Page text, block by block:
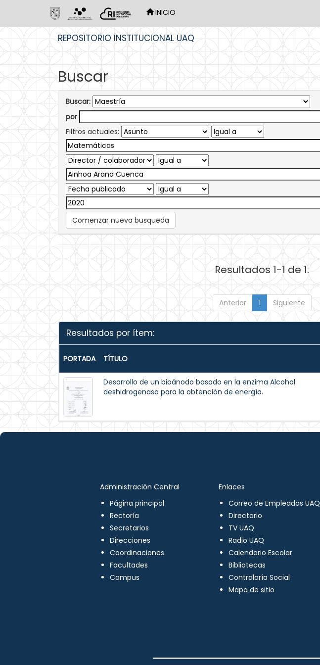
INICIO
REPOSITORIO INSTITUCIONAL UAQ
Buscar
Buscar:
por
Filtros actuales:
Comenzar nueva busqueda
Resultados 1-1 de 1.
Anterior 1 Siguiente
Resultados por ítem:
PORTADA TÍTULO
Desarrollo de un bioánodo basado en la enzima Alcohol
deshidrogenasa para la obtención de energía.
Administración Central
Página principal
Rectoría
Secretarios
Direcciones
Coordinaciones
Facultades
Campus
Enlaces
Correo de Empleados UAQ
Directorio
TV UAQ
Radio UAQ
Calendario Escolar
Bibliotecas
Contraloría Social
Mapa de sitio